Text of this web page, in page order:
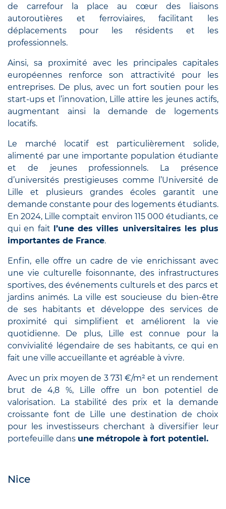
de carrefour la place au cœur des liaisons
autoroutières et ferroviaires, facilitant les
déplacements pour les résidents et les
professionnels.
Ainsi, sa proximité avec les principales capitales
européennes renforce son attractivité pour les
entreprises. De plus, avec un fort soutien pour les
start-ups et l’innovation, Lille attire les jeunes actifs,
augmentant ainsi la demande de logements
locatifs.
Le marché locatif est particulièrement solide,
alimenté par une importante population étudiante
et de jeunes professionnels. La présence
d’universités prestigieuses comme l’Université de
Lille et plusieurs grandes écoles garantit une
demande constante pour des logements étudiants.
En 2024, Lille comptait environ 115 000 étudiants, ce
qui en fait
l’une des villes universitaires les plus
importantes de France.
Enfin, elle offre un cadre de vie enrichissant avec
une vie culturelle foisonnante, des infrastructures
sportives, des événements culturels et des parcs et
jardins animés. La ville est soucieuse du bien-être
de ses habitants et développe des services de
proximité qui simplifient et améliorent la vie
quotidienne. De plus, Lille est connue pour la
convivialité légendaire de ses habitants, ce qui en
fait une ville accueillante et agréable à vivre.
Avec un prix moyen de 3 731 €/m² et un rendement
brut de 4,8 %, Lille offre un bon potentiel de
valorisation. La stabilité des prix et la demande
croissante font de Lille une destination de choix
pour les investisseurs cherchant à diversifier leur
portefeuille dans une métropole à fort potentiel.
Nice